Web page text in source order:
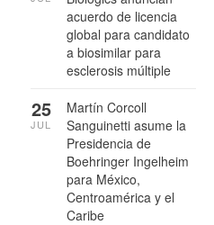
acuerdo de licencia
global para candidato
a biosimilar para
esclerosis múltiple
Martín Corcoll
Sanguinetti asume la
Presidencia de
Boehringer Ingelheim
para México,
Centroamérica y el
Caribe
25
JUL